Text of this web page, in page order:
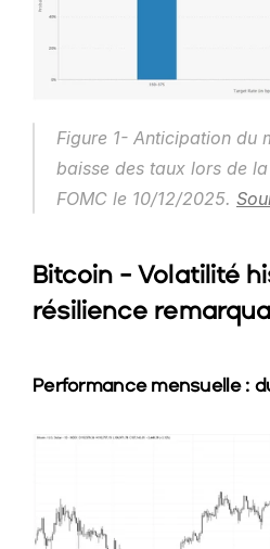
Figure 1- Anticipation du
baisse des taux lors de
FOMC le 10/12/2025.
Bitcoin - Volatilité
résilience
Performance mensuelle :